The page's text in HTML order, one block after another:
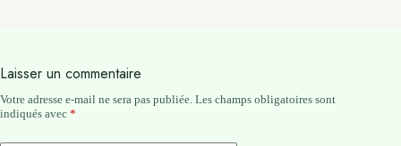
Laisser un commentaire
Votre adresse e-mail ne sera pas publiée. Les champs obligatoires sont
indiqués avec *